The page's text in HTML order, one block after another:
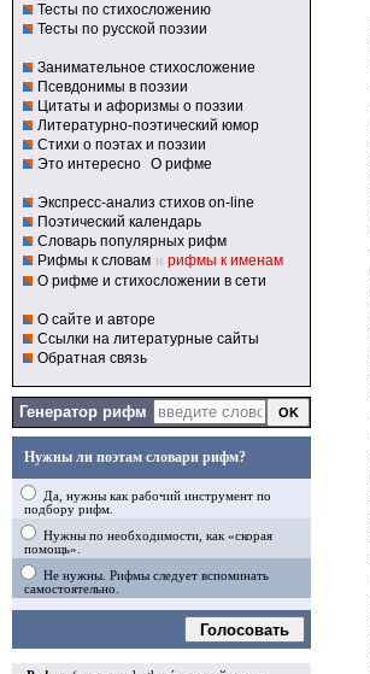
Тесты по стихосложению
Тесты по русской поэзии
Занимательное стихосложение
Псевдонимы в поэзии
Цитаты и афоризмы о поэзии
Литературно-поэтический юмор
Стихи о поэтах и поэзии
Это интересно О рифме
Экспресс-анализ стихов on-line
Поэтический календарь
Словарь популярных рифм
Рифмы к словам и рифмы к именам
О рифме и стихосложении в сети
О сайте и авторе
Ссылки на литературные сайты
Обратная связь
Генератор рифм
Нужны ли поэтам словари рифм?
Да, нужны как рабочий инструмент по
подбору рифм.
Нужны по необходимости, как «скорая
помощь».
Не нужны. Рифмы следует вспоминать
самостоятельно.
Голосовать